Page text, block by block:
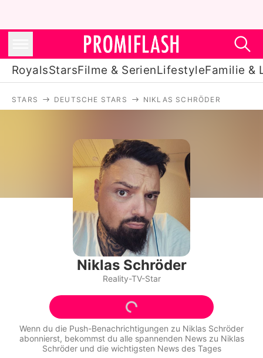
RoyalsStarsFilme & SerienLifestyleFamilie &
Filme & Serien
Lifestyle
Familie & Liebe
Promiflash Exklusiv
Alle Themen auf Promiflash
Jobs
App runterladen
Team
STARS DEUTSCHE STARS NIKLAS SCHRÖDER
Niklas Schröder
Reality-TV-Star
Wenn du die Push-Benachrichtigungen zu Niklas Schröder
abonnierst, bekommst du alle spannenden News zu Niklas
Schröderund die wichtigsten News des Tages